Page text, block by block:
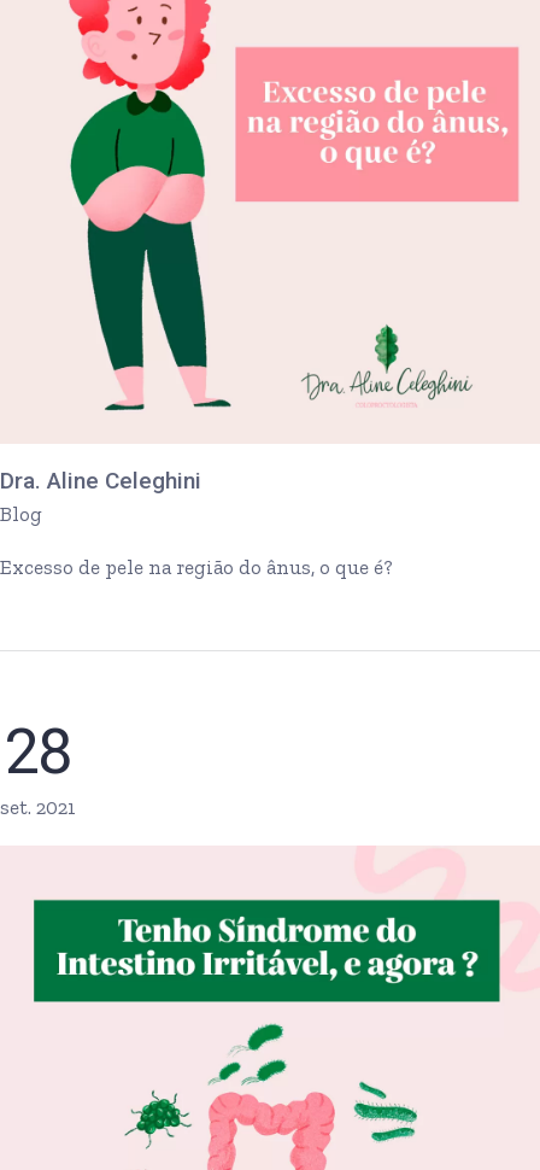
Dra. Aline Celeghini
Blog
Excesso de pele na região do ânus, o que é?
28
set. 2021